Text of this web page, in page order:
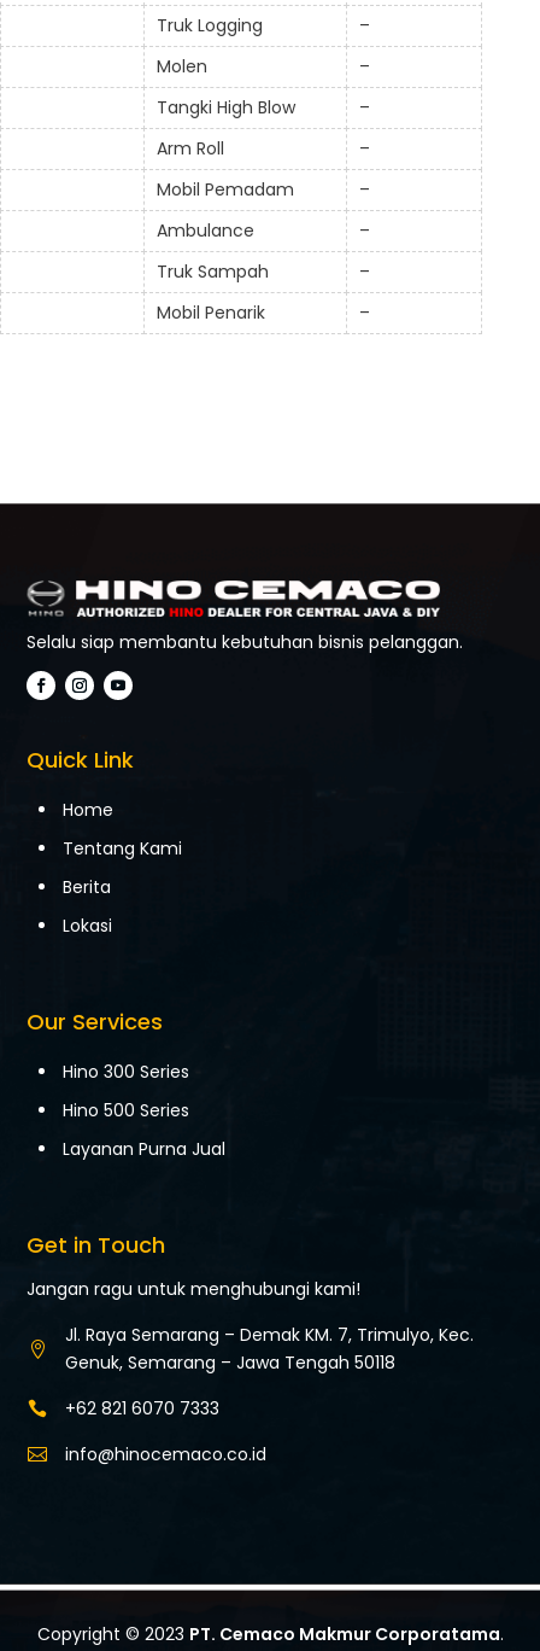
Truk Logging
–
Molen
–
Tangki High Blow
–
Arm Roll
–
Mobil Pemadam
–
Ambulance
–
Truk Sampah
–
Mobil Penarik
–
Selalu siap membantu kebutuhan bisnis pelanggan.
Quick Link
Home
Tentang Kami
Berita
Lokasi
Our Services
Hino 300 Series
Hino 500 Series
Layanan Purna Jual
Get in Touch
Jangan ragu untuk menghubungi kami!

Jl. Raya Semarang – Demak KM. 7, Trimulyo, Kec.
Genuk,Semarang – Jawa Tengah 50118
 +62 821 6070 7333
 info@hinocemaco.co.id
Copyright © 2023 PT. Cemaco Makmur Corporatama.